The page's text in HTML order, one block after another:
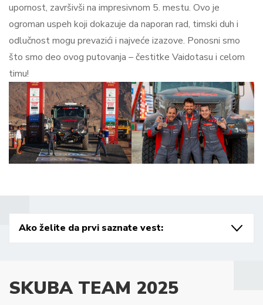
upornost, završivši na impresivnom 5. mestu. Ovo je
ogroman uspeh koji dokazuje da naporan rad, timski duh i
odlučnost mogu prevazići i najveće izazove. Ponosni smo
što smo deo ovog putovanja – čestitke Vaidotasu i celom
timu!
Ako želite da prvi saznate vest:
SKUBA TEAM 2025